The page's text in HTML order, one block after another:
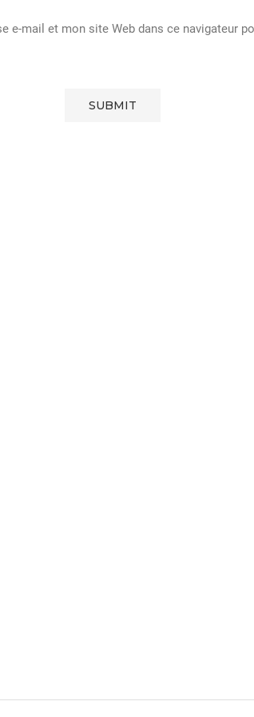
e-mail et mon site Web dans ce navigateur